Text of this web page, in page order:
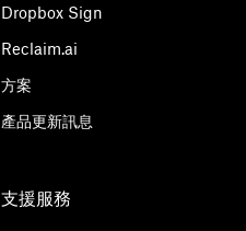
Dropbox Sign
Reclaim.ai
方案
產品更新訊息
支援服務